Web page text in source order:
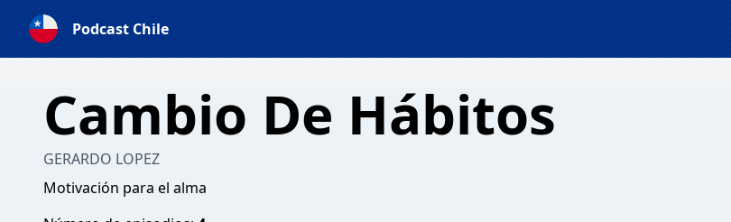
Podcast Chile
Cambio De Hábitos
GERARDO LOPEZ
Motivación para el alma